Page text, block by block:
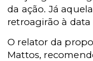
da ação. Já
retroagirão à
O relator da
Mattos,